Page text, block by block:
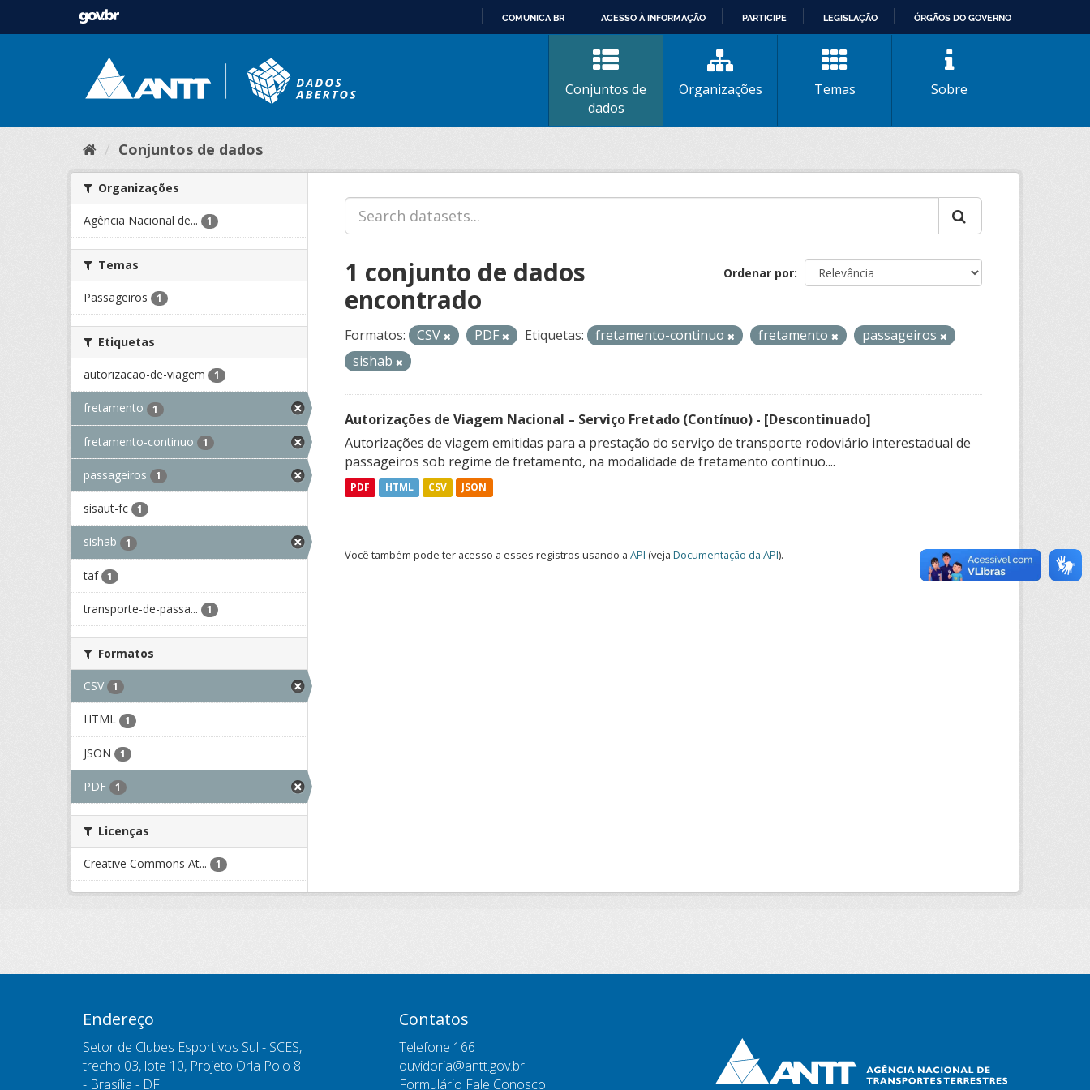
CONTEÚDO
COMUNICA BR ACESSO À INFORMAÇÃO PARTICIPE LEGISLAÇÃO ÓRGÃOS DO GOVERNO
Conjuntos de
dados
Organizações Temas Sobre
Conjuntos de dados
Organizações
Agência Nacional de... 1
Temas
Passageiros 1
Etiquetas
autorizacao-de-viagem 1
fretamento 1
fretamento-continuo 1
passageiros 1
sisaut-fc 1
sishab 1
taf 1
transporte-de-passa... 1
Formatos
CSV 1
HTML 1
JSON 1
PDF 1
Licenças
Creative Commons At... 1
Ordenar por
1 conjunto de dados
encontrado
Formatos: CSV PDF Etiquetas: fretamento-continuo fretamento
passageiros
sishab
Autorizações de Viagem Nacional – Serviço Fretado (Contínuo) - [Descontinuado]
Autorizações de viagem emitidas para a prestação do serviço de transporte rodoviário interestadual de
passageiros sob regime de fretamento, na modalidade de fretamento contínuo....
PDF HTML CSV JSON
Você também pode ter acesso a esses registros usando a API (veja Documentação da API).
Endereço
Setor de Clubes Esportivos Sul - SCES,
trecho 03, lote 10, Projeto Orla Polo 8
- Brasília - DF
Contatos
Telefone 166
ouvidoria@antt.gov.br
Formulário Fale Conosco